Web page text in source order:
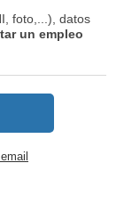
foto,...), datos
un empleo